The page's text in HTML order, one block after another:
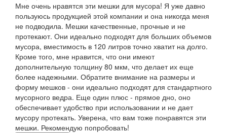
Мне очень нравятся эти мешки для мусора! Я уже давно
пользуюсь продукцией этой компании и она никогда меня
не подводила. Мешки качественные, прочные и не
протекают. Они идеально подходят для больших объемов
мусора, вместимость в 120 литров точно хватит на долго.
Кроме того, мне нравится, что они имеют
дополнительную толщину 80 мкм, что делает их еще
более надежными. Обратите внимание на размеры и
форму мешков - они идеально подходят для стандартного
мусорного ведра. Еще один плюс - прямое дно, оно
обеспечивает удобство при использовании и не дает
мусору протекать. Уверена, что вам тоже понравятся эти
мешки. Рекомендую попробовать!